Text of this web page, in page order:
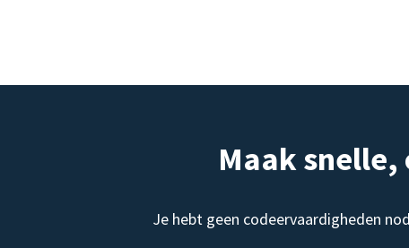
Maak
Je hebt geen codeervaardigheden